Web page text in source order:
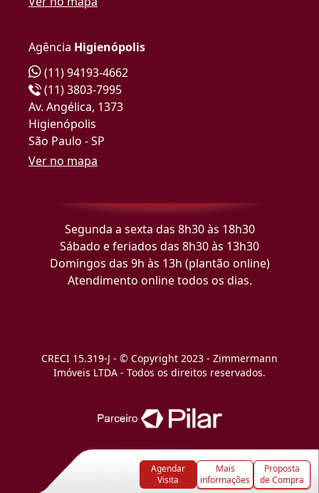
Agendar
Visita
Mais
informações
Proposta
de Compra
Agência Higienópolis
(11) 94193-4662
(11) 3803-7995
Av. Angélica, 1373
Higienópolis
São Paulo - SP
Ver no mapa
Segunda a sexta das 8h30 às 18h30
Sábado e feriados das 8h30 às 13h30
Domingos das 9h às 13h (plantão online)
Atendimento online todos os dias.
CRECI 15.319-J - © Copyright 2023 - Zimmermann
Imóveis LTDA - Todos os direitos reservados.